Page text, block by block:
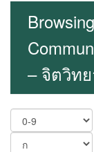
– จิตวิท